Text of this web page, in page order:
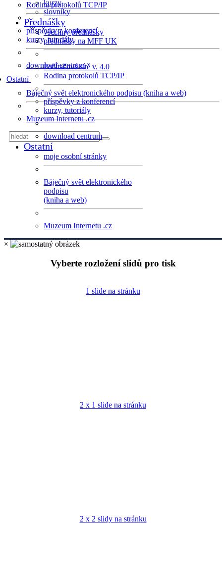
Rodina protokolů TCP/IP
příspěvky z konferencí
kurzy, tutoriály
download centrum
Ostatní
Báječný svět elektronického podpisu (kniha a web)
Muzeum Internetu .cz
kurzy
slovníky
Přednášky
všechny přednášky
přednášky na MFF UK
Počítačové sítě v. 4.0
Rodina protokolů TCP/IP
příspěvky z konferencí
kurzy, tutoriály
download centrum
Ostatní
moje osobní stránky
Báječný svět elektronického
podpisu
(kniha a web)
Muzeum Internetu .cz
×
Vyberte rozložení slidů pro tisk
1 slide na stránku
2 x 1 slide na stránku
2 x 2 slidy na stránku